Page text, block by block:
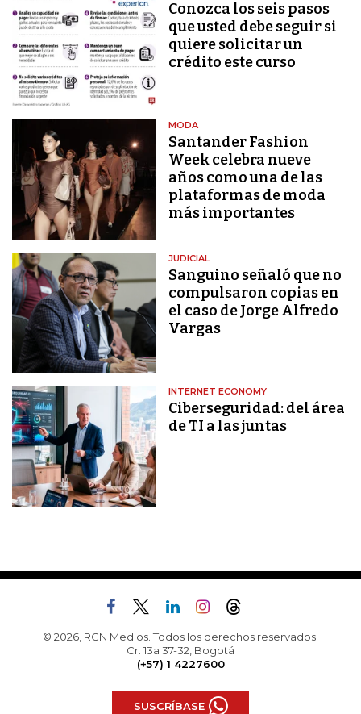
Conozca los seis pasos
que usted debe seguir si
quiere solicitar un
crédito este curso
MODA
Santander Fashion
Week celebra nueve
años como una de las
plataformas de moda
más importantes
JUDICIAL
Sanguino señaló que no
compulsaron copias en
el caso de Jorge Alfredo
Vargas
INTERNET ECONOMY
Ciberseguridad: del área
de TI a las juntas
© 2026, RCN Medios. Todos los derechos reservados.
Cr. 13a 37-32, Bogotá
(+57) 1 4227600
SUSCRÍBASE